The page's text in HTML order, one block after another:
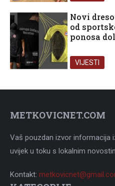
Novi
od
ponosa
VIJESTI
METKOVICNET.COM
Vaš pouzdan izvor informacija
uvijek u toku s lokalnim
Kontakt: